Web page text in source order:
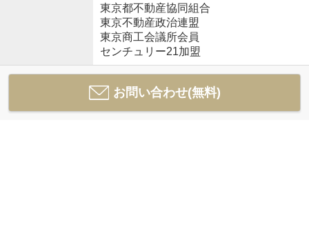
東京都不動産協同組合
東京不動産政治連盟
東京商工会議所会員
センチュリー21加盟
お問い合わせ(無料)